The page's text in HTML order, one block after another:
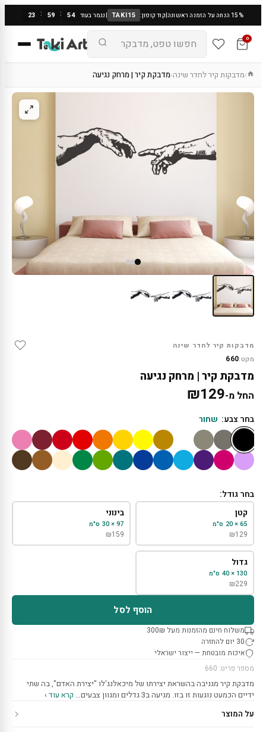
15% הנחה על הזמנה ראשונה |קוד קופון: TAKI15
|נגמר בעוד 23 : 59 : 53
0
›מדבקות קיר לחדר שינה›מדבקת קיר | מרחק נגיעה
מדבקות קיר לחדר שינה
מקט:660
מדבקת קיר | מרחק נגיעה
החל מ- ₪129
בחר צבע: שחור
בחר גודל:
קטן
65 × 20 ס"מ
₪129
בינוני
97 × 30 ס"מ
₪159
גדול
130 × 40 ס"מ
₪229
הוסף לסל
משלוח חינם מהזמנות מעל 300₪
30 יום להחזרה
איכות מובטחת — ייצור ישראלי
מספר פריט: 660
מדבקת קיר מגניבה בהשראת יצירתו של מיכאלנג'לו "יצירת האדם", בה שתי
ידיים הכמעט נוגעות זו בזו. מגיעה ב3 גדלים ומגוון צבעים…
קרא עוד ›
על המוצר